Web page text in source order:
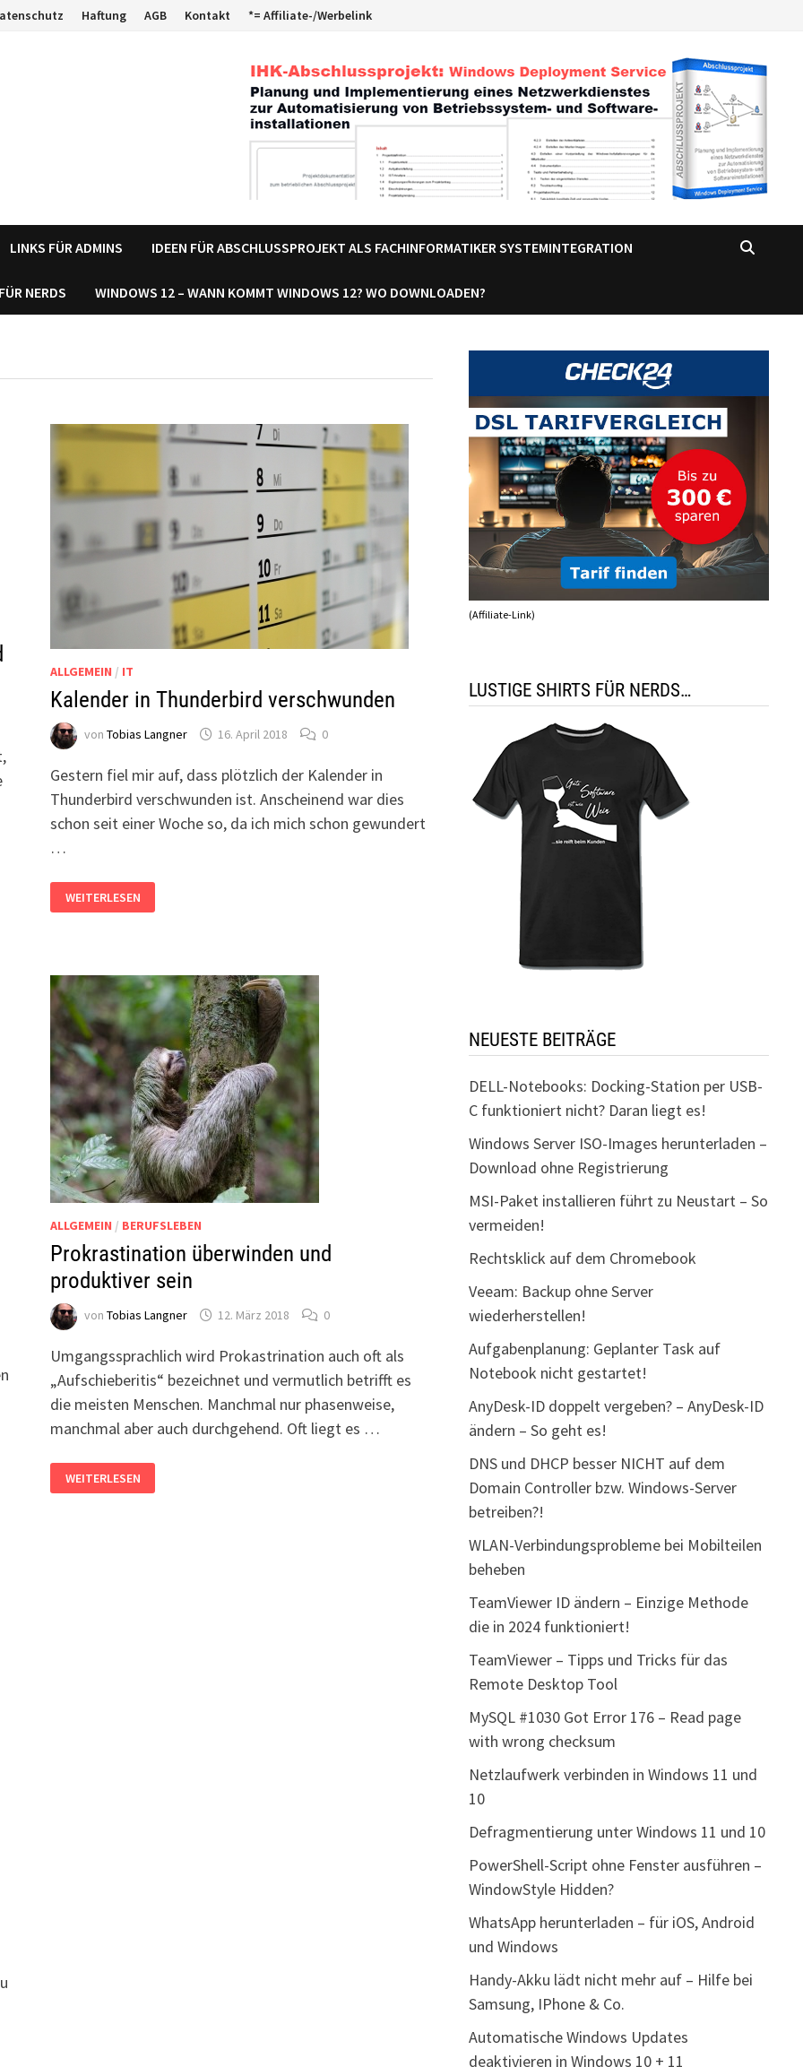
Haftung AGB Kontakt *= Affiliate-/Werbelink
LINKS FÜR ADMINS IDEEN FÜR ABSCHLUSSPROJEKT ALS FACHINFORMATIKER SYSTEMINTEGRATION
NERDS WINDOWS 12 – WANN KOMMT WINDOWS 12? WO DOWNLOADEN?
ALLGEMEIN / IT
Kalender in Thunderbird verschwunden
von Tobias Langner 16. April 2018 0
Gestern fiel mir auf, dass plötzlich der Kalender in
Thunderbird verschwunden ist. Anscheinend war dies
schon seit einer Woche so, da ich mich schon gewundert
…
IN
THUNDERBIRD
WEITERLESEN
ALLGEMEIN / BERUFSLEBEN
Prokrastination überwinden und
produktiver sein
von Tobias Langner 12. März 2018 0
Umgangssprachlich wird Prokastrination auch oft als
„Aufschieberitis“ bezeichnet und vermutlich betrifft es
die meisten Menschen. Manchmal nur phasenweise,
manchmal aber auch durchgehend. Oft liegt es …
PROKRASTINATION
ÜBERWINDEN
UND
WEITERLESEN
(Affiliate-Link)
LUSTIGE SHIRTS FÜR NERDS…
NEUESTE BEITRÄGE
DELL-Notebooks: Docking-Station per USB-
C funktioniert nicht? Daran liegt es!
Windows Server ISO-Images herunterladen –
Download ohne Registrierung
MSI-Paket installieren führt zu Neustart – So
vermeiden!
Rechtsklick auf dem Chromebook
Veeam: Backup ohne Server
wiederherstellen!
Aufgabenplanung: Geplanter Task auf
Notebook nicht gestartet!
AnyDesk-ID doppelt vergeben? – AnyDesk-ID
ändern – So geht es!
DNS und DHCP besser NICHT auf dem
Domain Controller bzw. Windows-Server
betreiben?!
WLAN-Verbindungsprobleme bei Mobilteilen
beheben
TeamViewer ID ändern – Einzige Methode
die in 2024 funktioniert!
TeamViewer – Tipps und Tricks für das
Remote Desktop Tool
MySQL #1030 Got Error 176 – Read page
with wrong checksum
Netzlaufwerk verbinden in Windows 11 und
10
Defragmentierung unter Windows 11 und 10
PowerShell-Script ohne Fenster ausführen –
WindowStyle Hidden?
WhatsApp herunterladen – für iOS, Android
und Windows
Handy-Akku lädt nicht mehr auf – Hilfe bei
Samsung, IPhone & Co.
Automatische Windows Updates
deaktivieren in Windows 10 + 11